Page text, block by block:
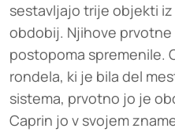
sestavljajo trije objekti
obdobij. Njihove
postopoma spremenile.
rondela, ki je bila del
sistema, prvotno jo je
Caprin jo v svojem